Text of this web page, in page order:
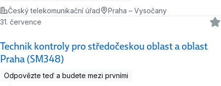
Český telekomunikační úřad
Praha – Vysočany
Technik kontroly pro středočeskou oblast a oblast
Praha (SM348)
31. července
Odpovězte teď a budete mezi prvními